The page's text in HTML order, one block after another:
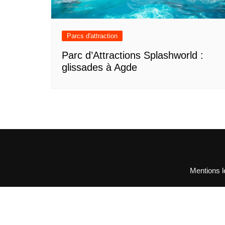
Parcs d'attraction
Parc d’Attractions Splashworld :
glissades à Agde
Mentions